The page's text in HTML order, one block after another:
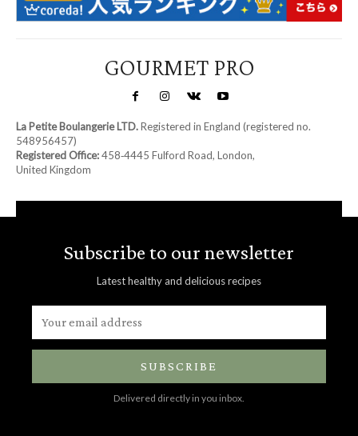
GOURMET PRO
La Petite Boulangerie LTD.Registered in England (registered no.
548956457)
Registered Office:458‑4445 Fulford Road, London,
United Kingdom
Subscribe to our newsletter
Latest healthy and delicious recipes
SUBSCRIBE
Delivered directly in you inbox.